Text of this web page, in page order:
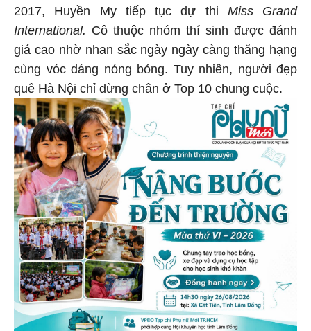
2017, Huyền My tiếp tục dự thi Miss Grand
International. Cô thuộc nhóm thí sinh được đánh
giá cao nhờ nhan sắc ngày ngày càng thăng hạng
cùng vóc dáng nóng bỏng. Tuy nhiên, người đẹp
quê Hà Nội chỉ dừng chân ở Top 10 chung cuộc.